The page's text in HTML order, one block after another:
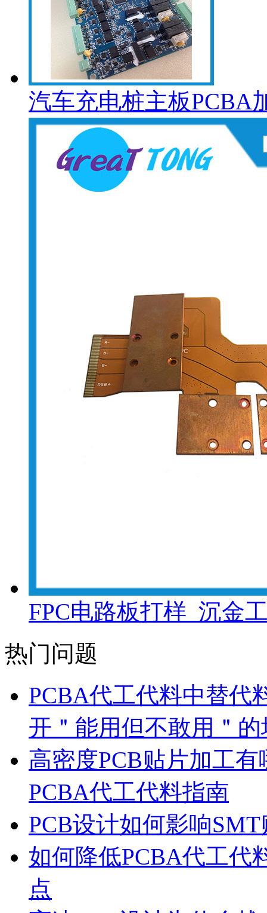
汽车充电桩主板PCBA
FPC电路板打样_沉金
热门问题
PCBA代工代料中替代
开＂能用但不敢用＂的
高密度PCB贴片加工
PCBA代工代料指南
PCB设计如何影响
如何降低PCBA代工代
点